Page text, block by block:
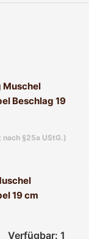
§25a UStG.)
19 cm
Verfügbar: 1